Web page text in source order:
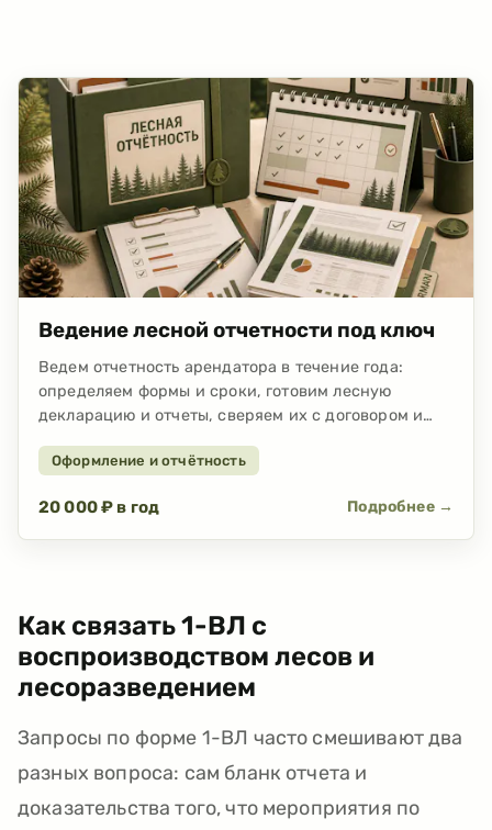
Ведение лесной отчетности под ключ
Ведем отчетность арендатора в течение года:
определяем формы и сроки, готовим лесную
декларацию и отчеты, сверяем их с договором и
контролируем статус. От 20 000 ₽ в год за один
Оформление и отчётность
20 000 ₽ в год Подробнее →
Как связать 1-ВЛ с
воспроизводством лесов и
лесоразведением
Запросы по форме 1-ВЛ часто смешивают два
разных вопроса: сам бланк отчета и
доказательства того, что мероприятия по